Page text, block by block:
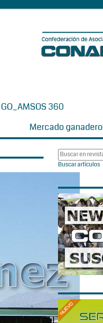
GO_AMSOS 360
Mercado ganadero
Buscar artículos